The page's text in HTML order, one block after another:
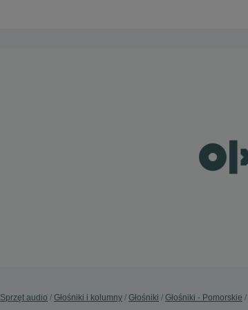
Sprzęt audio Głośniki i kolumny Głośniki Głośniki - Pomorskie